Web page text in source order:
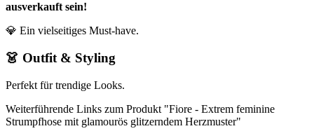
ausverkauft sein!
💎 Ein vielseitiges Must-have.
👗 Outfit & Styling
Perfekt für trendige Looks.
Weiterführende Links zum Produkt "Fiore - Extrem feminine
Strumpfhose mit glamourös glitzerndem Herzmuster"